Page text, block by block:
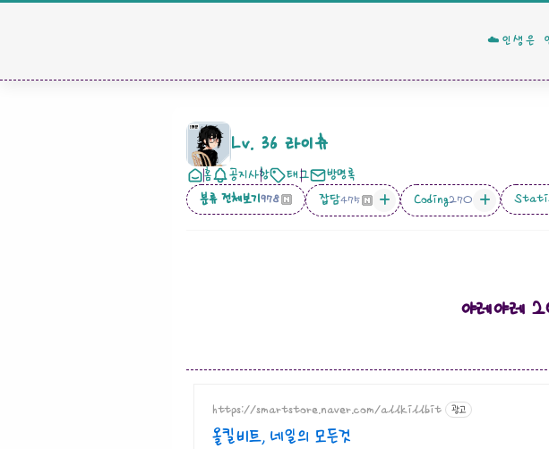
☁️인생은
Lv. 36 라이츄
홈 공지사항 태그
방명록
분류 전체보기978 잡담475 Coding270
야레야레
https://smartstore.naver.com/allkillbit 광고
올킬비트, 네일의 모든것